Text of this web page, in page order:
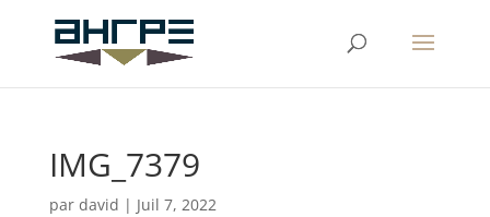
IMG_7379
par david | Juil 7, 2022